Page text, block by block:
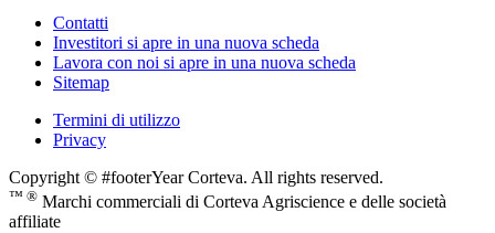
Contatti
Investitori si apre in una nuova scheda
Lavora con noi si apre in una nuova scheda
Sitemap
Termini di utilizzo
Privacy
Copyright © #footerYear Corteva. All rights reserved.
™ ® Marchi commerciali di Corteva Agriscience e delle società
affiliate